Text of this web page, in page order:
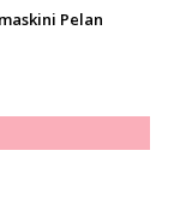
Pelan